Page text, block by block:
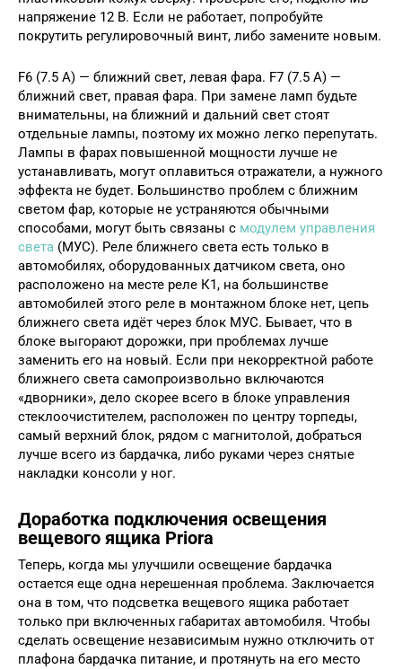
напряжение 12 В. Если не работает, попробуйте
покрутить регулировочный винт, либо замените новым.
F6 (7.5 А) — ближний свет, левая фара. F7 (7.5 А) —
ближний свет, правая фара. При замене ламп будьте
внимательны, на ближний и дальний свет стоят
отдельные лампы, поэтому их можно легко перепутать.
Лампы в фарах повышенной мощности лучше не
устанавливать, могут оплавиться отражатели, а нужного
эффекта не будет. Большинство проблем с ближним
светом фар, которые не устраняются обычными
способами, могут быть связаны с модулем управления
света (МУС). Реле ближнего света есть только в
автомобилях, оборудованных датчиком света, оно
расположено на месте реле К1, на большинстве
автомобилей этого реле в монтажном блоке нет, цепь
ближнего света идёт через блок МУС. Бывает, что в
блоке выгорают дорожки, при проблемах лучше
заменить его на новый. Если при некорректной работе
ближнего света самопроизвольно включаются
«дворники», дело скорее всего в блоке управления
стеклоочистителем, расположен по центру торпеды,
самый верхний блок, рядом с магнитолой, добраться
лучше всего из бардачка, либо руками через снятые
накладки консоли у ног.
Доработка подключения освещения
вещевого ящика Priora
Теперь, когда мы улучшили освещение бардачка
остается еще одна нерешенная проблема. Заключается
она в том, что подсветка вещевого ящика работает
только при включенных габаритах автомобиля. Чтобы
сделать освещение независимым нужно отключить от
плафона бардачка питание, и протянуть на его место